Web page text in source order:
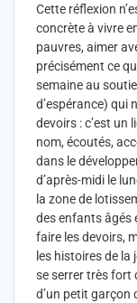
Cette réflexion
concrète à vivre
pauvres, aimer
précisément ce
semaine au
d’espérance) qui
devoirs : c’est un
nom, écoutés,
dans le
d’après-midi le
la zone de
des enfants âgés
faire les devoirs,
les histoires de
se serrer très fort
d’un petit garçon